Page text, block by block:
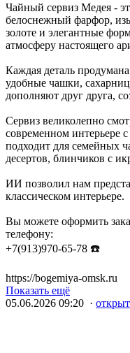
Чайный сервиз Медея -
белоснежный фарфор,
золоте и элегантные
атмосферу настоящего
Каждая деталь
удобные чашки,
дополняют друг друга,
Сервиз великолепно
современном интерьере
подходит для семейных
десертов, блинчиков с
ИИ позволил нам
классическом интерьере.
Вы можете оформить
телефону:
+7(913)970-65-78 ☎️
https://bogemiya-omsk.ru
Показать ещё
05.06.2026 09:20 ·